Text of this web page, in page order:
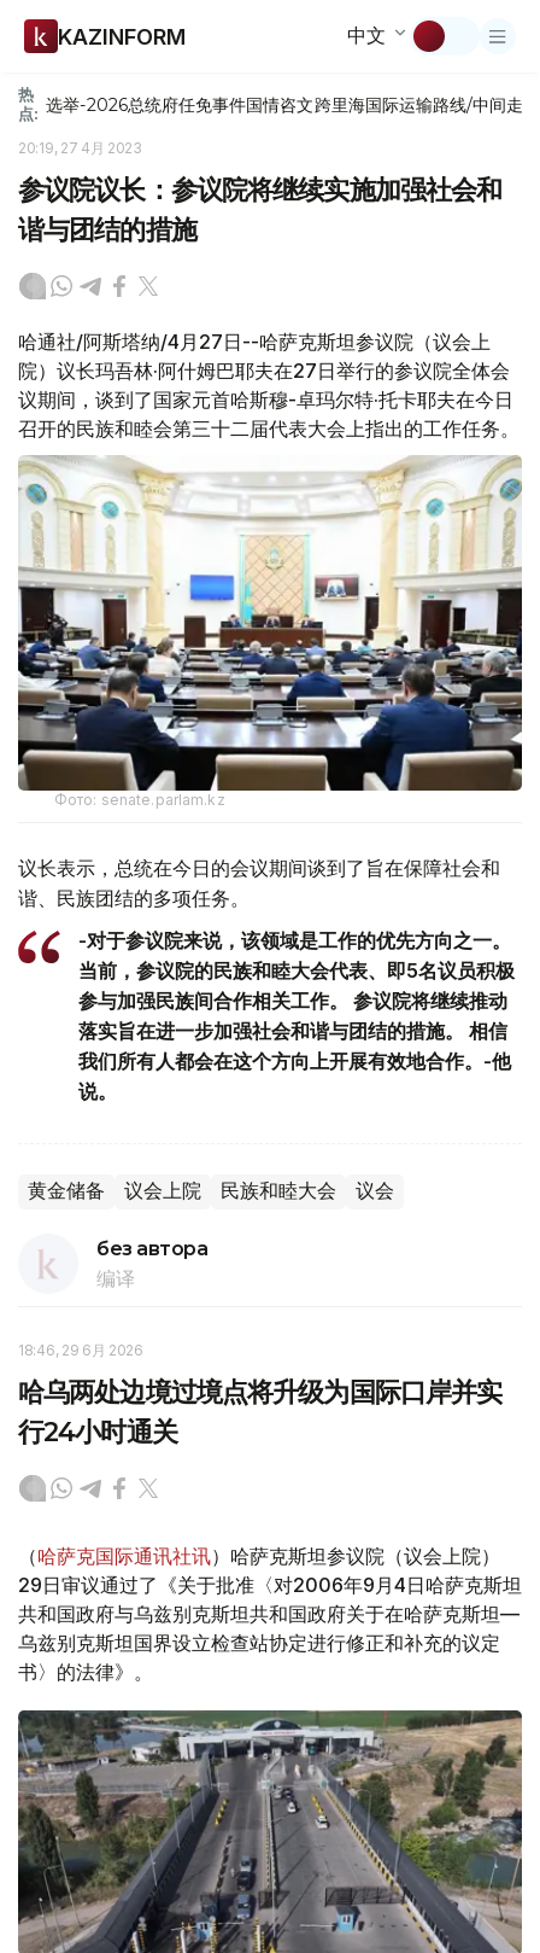
KAZINFORM 中文
热
点: 选举-2026总统府任免事件国情咨文跨里海国际运输路线/中间走廊
20:19, 27 4月 2023
参议院议长：参议院将继续实施加强社会和
谐与团结的措施
哈通社/阿斯塔纳/4月27日--哈萨克斯坦参议院（议会上
院）议长玛吾林·阿什姆巴耶夫在27日举行的参议院全体会
议期间，谈到了国家元首哈斯穆-卓玛尔特·托卡耶夫在今日
召开的民族和睦会第三十二届代表大会上指出的工作任务。
Фото: senate.parlam.kz
议长表示，总统在今日的会议期间谈到了旨在保障社会和
谐、民族团结的多项任务。
-对于参议院来说，该领域是工作的优先方向之一。
当前，参议院的民族和睦大会代表、即5名议员积极
参与加强民族间合作相关工作。 参议院将继续推动
落实旨在进一步加强社会和谐与团结的措施。 相信
我们所有人都会在这个方向上开展有效地合作。-他
说。
黄金储备 议会上院 民族和睦大会 议会
без автора
编译
18:46, 29 6月 2026
哈乌两处边境过境点将升级为国际口岸并实
行24小时通关
（哈萨克国际通讯社讯）哈萨克斯坦参议院（议会上院）
29日审议通过了《关于批准〈对2006年9月4日哈萨克斯坦
共和国政府与乌兹别克斯坦共和国政府关于在哈萨克斯坦—
乌兹别克斯坦国界设立检查站协定进行修正和补充的议定
书〉的法律》。